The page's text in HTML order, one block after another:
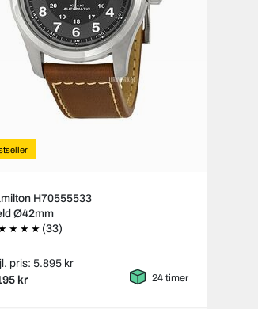
H70555533
Ø42mm
(33)
pris: 5.895 kr
kr 24 timer